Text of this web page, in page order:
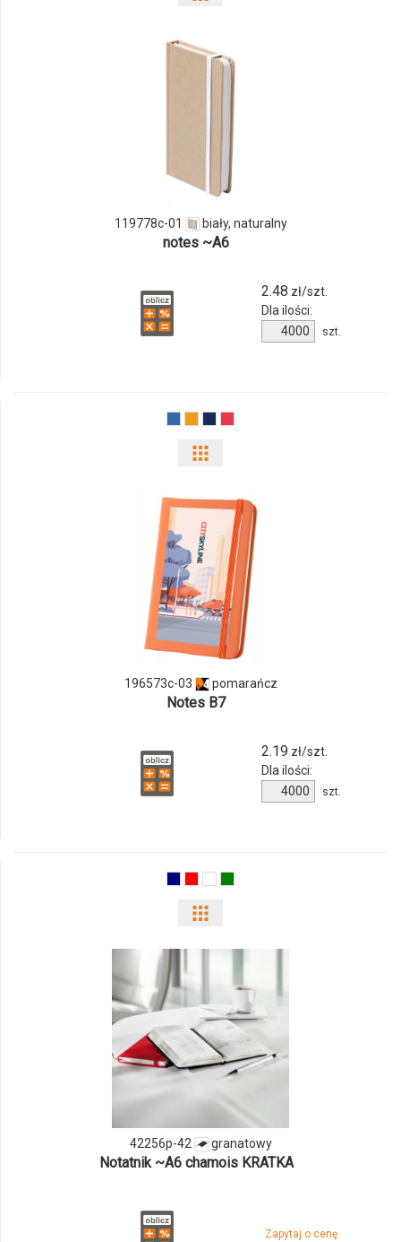
i
produktu
119778c-
119778c-01 biały, naturalny
notes ~A6
2.48 zł/szt.
Dla ilości:
Ilość
produktu
szt.
ilości
produktu
196573c-
03
196573c-03 pomarańcz
Notes B7
2.19 zł/szt.
Dla ilości:
Ilość
produktu
szt.
odmiany
ilości
produktu
42
42256p-42 granatowy
Notatnik ~A6 chamois KRATKA
Zapytaj o cenę